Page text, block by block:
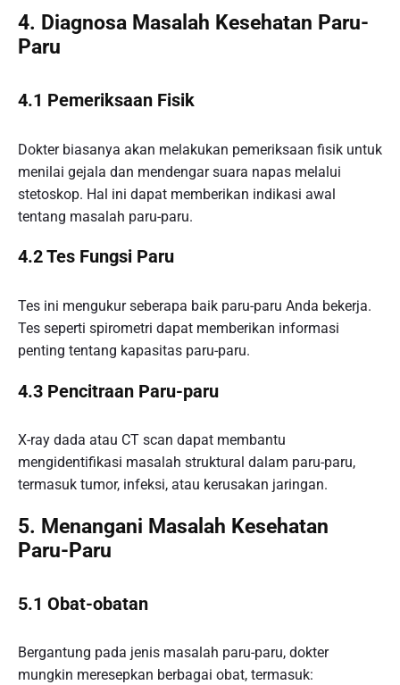
4. Diagnosa Masalah Kesehatan Paru-
Paru
4.1 Pemeriksaan Fisik
Dokter biasanya akan melakukan pemeriksaan fisik untuk
menilai gejala dan mendengar suara napas melalui
stetoskop. Hal ini dapat memberikan indikasi awal
tentang masalah paru-paru.
4.2 Tes Fungsi Paru
Tes ini mengukur seberapa baik paru-paru Anda bekerja.
Tes seperti spirometri dapat memberikan informasi
penting tentang kapasitas paru-paru.
4.3 Pencitraan Paru-paru
X-ray dada atau CT scan dapat membantu
mengidentifikasi masalah struktural dalam paru-paru,
termasuk tumor, infeksi, atau kerusakan jaringan.
5. Menangani Masalah Kesehatan
Paru-Paru
5.1 Obat-obatan
Bergantung pada jenis masalah paru-paru, dokter
mungkin meresepkan berbagai obat, termasuk: